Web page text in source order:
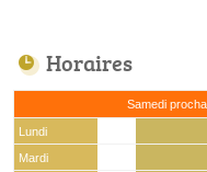
Horaires
Samedi
Lundi
Mardi